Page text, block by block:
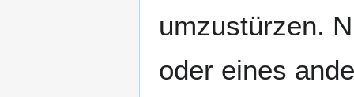
umzustürzen.
oder eines